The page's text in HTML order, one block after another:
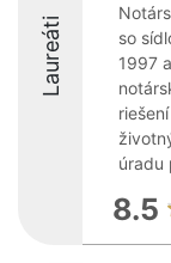
Laureáti
so
1997
úradu
8.5